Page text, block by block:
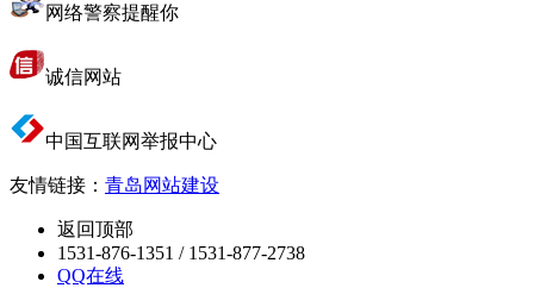
网络警察提醒你
诚信网站
中国互联网举报中心
友情链接： 青岛网站建设
返回顶部
1531-876-1351 / 1531-877-2738
QQ在线